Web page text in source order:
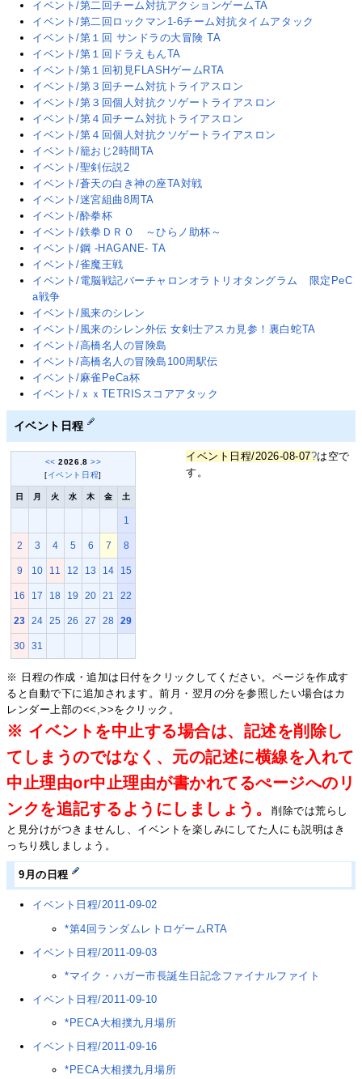
イベント/第二回チーム対抗アクションゲームTA
イベント/第二回ロックマン1-6チーム対抗タイムアタック
イベント/第１回 サンドラの大冒険 TA
イベント/第１回ドラえもんTA
イベント/第１回初見FLASHゲームRTA
イベント/第３回チーム対抗トライアスロン
イベント/第３回個人対抗クソゲートライアスロン
イベント/第４回チーム対抗トライアスロン
イベント/第４回個人対抗クソゲートライアスロン
イベント/籠おじ2時間TA
イベント/聖剣伝説2
イベント/蒼天の白き神の座TA対戦
イベント/迷宮組曲8周TA
イベント/酔拳杯
イベント/鉄拳ＤＲＯ ～ひらノ助杯～
イベント/鋼 -HAGANE- TA
イベント/雀魔王戦
イベント/電脳戦記バーチャロンオラトリオタングラム 限定PeC
a戦争
イベント/風来のシレン
イベント/風来のシレン外伝 女剣士アスカ見参！裏白蛇TA
イベント/高橋名人の冒険島
イベント/高橋名人の冒険島100周駅伝
イベント/麻雀PeCa杯
イベント/ｘｘTETRISスコアアタック
イベント日程
<< 2026.8 >>
[イベント日程]
日 月 火 水 木 金 土
1
2 3 4 5 6 7 8
9 10 11 12 13 14 15
16 17 18 19 20 21 22
23 24 25 26 27 28 29
30 31
イベント日程/2026-08-07?は空で
す。
※ 日程の作成・追加は日付をクリックしてください。ページを作成す
ると自動で下に追加されます。前月・翌月の分を参照したい場合はカ
レンダー上部の<<,>>をクリック。
※ イベントを中止する場合は、記述を削除し
てしまうのではなく、元の記述に横線を入れて
中止理由or中止理由が書かれてるぺージへのリ
ンクを追記するようにしましょう。削除では荒らし
と見分けがつきませんし、イベントを楽しみにしてた人にも説明はき
っちり残しましょう。
9月の日程
イベント日程/2011-09-02
*第4回ランダムレトロゲームRTA
イベント日程/2011-09-03
*マイク・ハガー市長誕生日記念ファイナルファイト
イベント日程/2011-09-10
*PECA大相撲九月場所
イベント日程/2011-09-16
*PECA大相撲九月場所